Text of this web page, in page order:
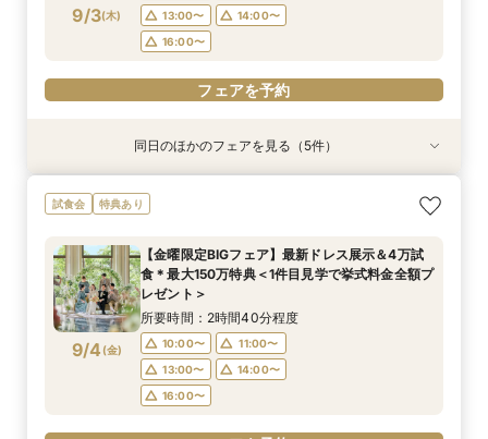
フェアを予約
フェアを予約
フェアを予約
フェアを予約
9/3(木)
13:00〜
14:00〜
16:00〜
フェアを予約
衣装試着 特典あり
9/3(木)
【初めての見学もオススメ】全館見学＆見積もり
相談＆絶品試食付
11:00〜
13:00〜
14:00〜
フェアを予約
特典あり
9/3(木)
【料理重視のお二人へ】全館開放見学&4万試食
付フェア♪
11:00〜
12:00〜
13:00〜
フェアを予約
衣装試着 特典あり
9/3(木)
【マタニティＷ相談会】半年以内ＯＫ＆最大155
万優待付フェア
11:00〜
13:00〜
14:00〜
フェアを予約
衣装試着 特典あり
9/3(木)
【ペットと一緒の結婚式】大切な家族も一緒の結
婚式をご提案
12:00〜
14:30〜
16:00〜
フェアを予約
衣装試着 特典あり
9/3(木)
【予算重視の方◎】平日限定プラン紹介（最大
155万優待）フェア
12:00〜
13:00〜
14:00〜
17:00〜
フェアを予約
同日のほかのフェアを見る（5件）
試食会 特典あり
9/4 (金)
【金曜限定BIGフェア】最新ドレス展示＆4万試
食＊最大150万特典＜1件目見学で挙式料金全額プ
レゼント＞
所要時間：2時間40分程度
10:00〜
11:00〜
13:00〜
14:00〜
16:00〜